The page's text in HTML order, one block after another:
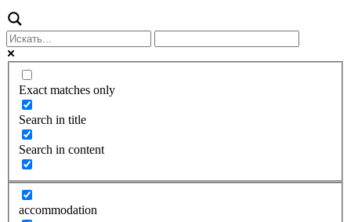
Exact matches only
Search in title
Search in content
accommodation